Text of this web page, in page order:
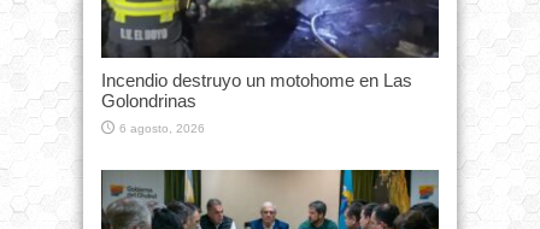
Incendio destruyo un motohome en Las
Golondrinas
6 agosto, 2026